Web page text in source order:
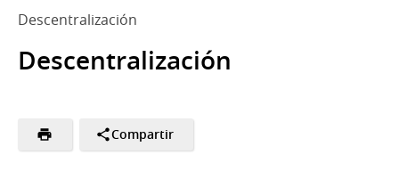
Descentralización
Descentralización
Compartir